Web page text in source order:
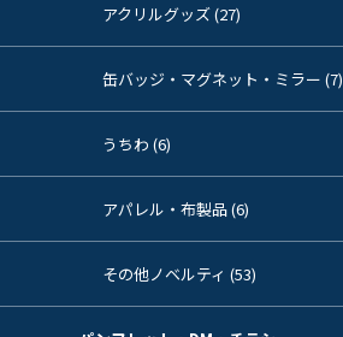
アクリルグッズ (27)
缶バッジ・マグネット・ミラー (7)
うちわ (6)
アパレル・布製品 (6)
その他ノベルティ (53)